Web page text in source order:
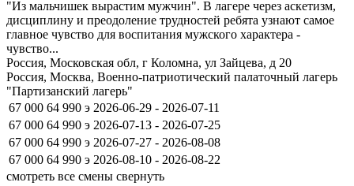
"Из мальчишек вырастим мужчин". В лагере через аскетизм,
дисциплину и преодоление трудностей ребята узнают самое
главное чувство для воспитания мужского характера -
чувство...
Россия, Московская обл, г Коломна, ул Зайцева, д 20
Россия, Москва, Военно-патриотический палаточный лагерь
"Партизанский лагерь"
67 000 64 990 э 2026-06-29 - 2026-07-11
67 000 64 990 э 2026-07-13 - 2026-07-25
67 000 64 990 э 2026-07-27 - 2026-08-08
67 000 64 990 э 2026-08-10 - 2026-08-22
смотреть все смены свернуть